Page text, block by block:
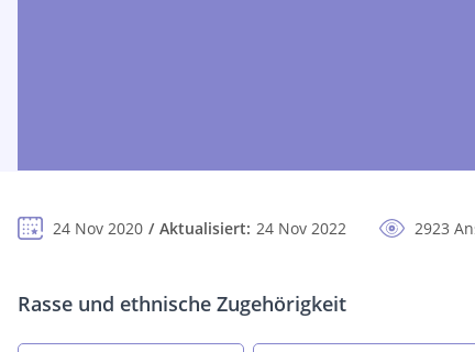
24 Nov 2020 Aktualisiert: 24 Nov 2022 2923
Rasse und ethnische Zugehörigkeit